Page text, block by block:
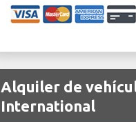
Alquiler de
International